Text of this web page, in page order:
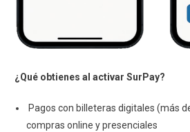
¿Qué obtienes al activar SurPay?
Pagos con billeteras digitales (más
compras online y presenciales